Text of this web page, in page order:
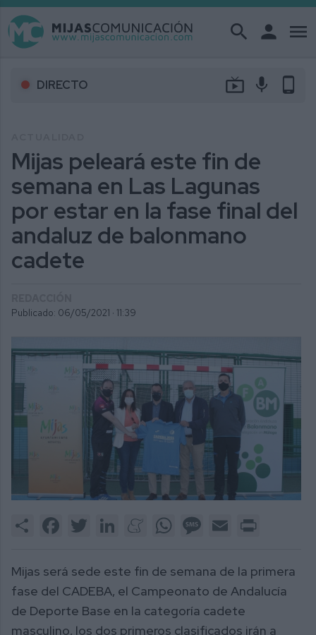
search person menu
DIRECTO live_tv mic phone_android
Mijas peleará este fin de
semana en Las Lagunas
por estar en la fase final del
andaluz de balonmano
cadete
Publicado: 06/05/2021 · 11:39
Share FacebookTwitter LinkedInMeneameWhatsAppMessage
Email
Mijas será sede este fin de semana de la primera
fase del CADEBA, el Campeonato de Andalucía
de Deporte Base en la categoría cadete
masculino, los dos primeros clasificados irán a